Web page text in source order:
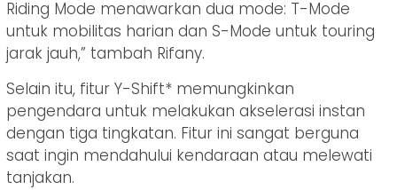
Riding Mode menawarkan dua mode: T-Mode
untuk mobilitas harian dan S-Mode untuk touring
jarak jauh,” tambah Rifany.
Selain itu, fitur Y-Shift* memungkinkan
pengendara untuk melakukan akselerasi instan
dengan tiga tingkatan. Fitur ini sangat berguna
saat ingin mendahului kendaraan atau melewati
tanjakan.